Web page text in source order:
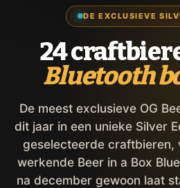
DE EXCLUSIEVE
24
Bluetooth
De meest exclusieve OG
dit jaar in een unieke Silver
geselecteerde craftbieren,
werkende Beer in a Box
na december gewoon laat